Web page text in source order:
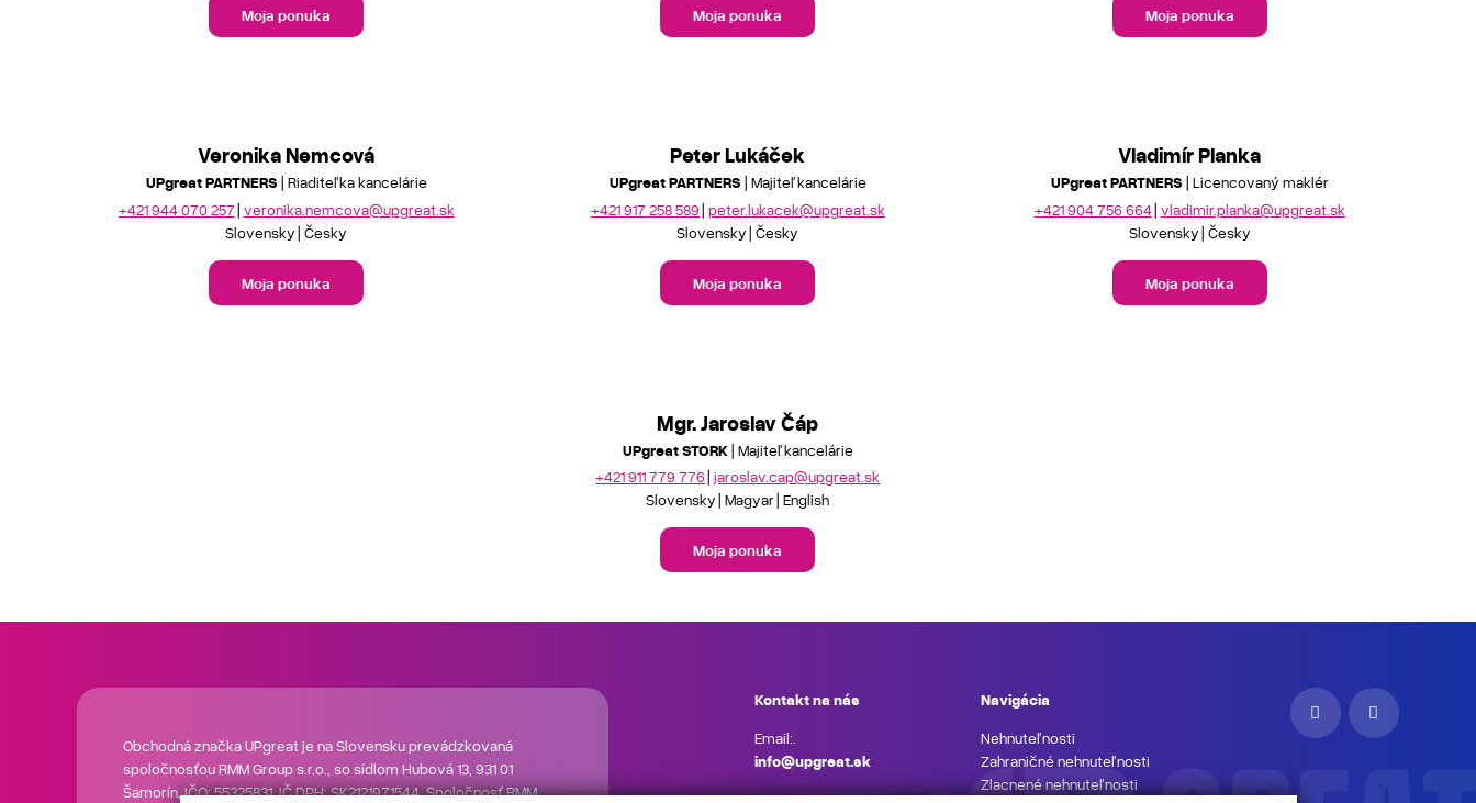
Moja ponuka Moja ponuka Moja ponuka
Veronika Nemcová
UPgreat PARTNERS | Riaditeľka kancelárie
+421 944 070 257 veronika.nemcova@upgreat.sk
Slovensky Česky
Moja ponuka
Peter Lukáček
UPgreat PARTNERS | Majiteľ kancelárie
+421 917 258 589 peter.lukacek@upgreat.sk
Slovensky Česky
Moja ponuka
Vladimír Planka
UPgreat PARTNERS | Licencovaný maklér
+421 904 756 664 vladimir.planka@upgreat.sk
Slovensky Česky
Moja ponuka
Mgr. Jaroslav Čáp
UPgreat STORK| Majiteľ kancelárie
+421 911 779 776 jaroslav.cap@upgreat.sk
Slovensky Magyar English
Moja ponuka
Obchodná značka UPgreat je na Slovensku prevádzkovaná
spoločnosťou RMM Group s.r.o., so sídlom Hubová 13, 931 01
Šamorín, IČO: 55325831, IČ DPH: SK2121971544. Spoločnosť RMM
Kontakt na nás
Email:.
info@upgreat.sk
Navigácia
Nehnuteľnosti
Zahraničné nehnuteľnosti
Zlacnené nehnuteľnosti